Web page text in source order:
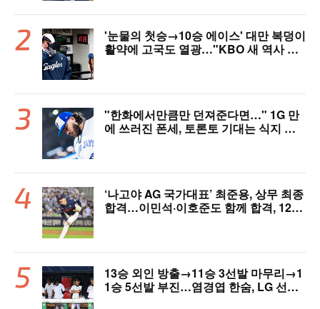
'눈물의 첫승→10승 에이스' 대만 복덩이
활약에 고국도 열광…"KBO 새 역사 썼
"한화에서만큼만 던져준다면…" 1G 만
에 쓰러진 폰세, 토론토 기대는 식지 않
‘나고야 AG 국가대표’ 최준용, 상무 최종
합격…이민석·이호준도 함께 합격, 12월
13승 외인 방출→11승 3선발 마무리→1
1승 5선발 부진…염경엽 한숨, LG 선발